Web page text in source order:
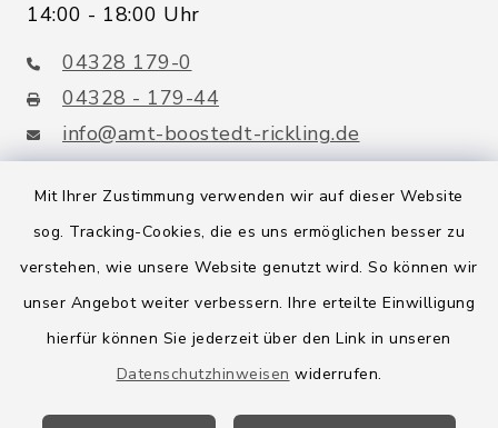
Mit Ihrer Zustimmung verwenden wir auf dieser Website
sog. Tracking-Cookies, die es uns ermöglichen besser zu
verstehen, wie unsere Website genutzt wird. So können wir
unser Angebot weiter verbessern. Ihre erteilte Einwilligung
hierfür können Sie jederzeit über den Link in unseren
Datenschutzhinweisen widerrufen.
14:00 - 18:00 Uhr
04328 179-0
04328 - 179-44
info@amt-boostedt-rickling.de
Quicklinks
Amt Boostedt-Rickling
Amtsbroschüre